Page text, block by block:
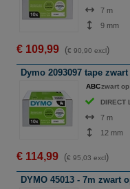
7 m
9 mm
€ 109,99 (€ 90,90 excl)
Dymo 2093097 tape
ABCzwart
DIRECT
7 m
12 mm
€ 114,99 (€ 95,03 excl)
DYMO 45013 - 7m zwart